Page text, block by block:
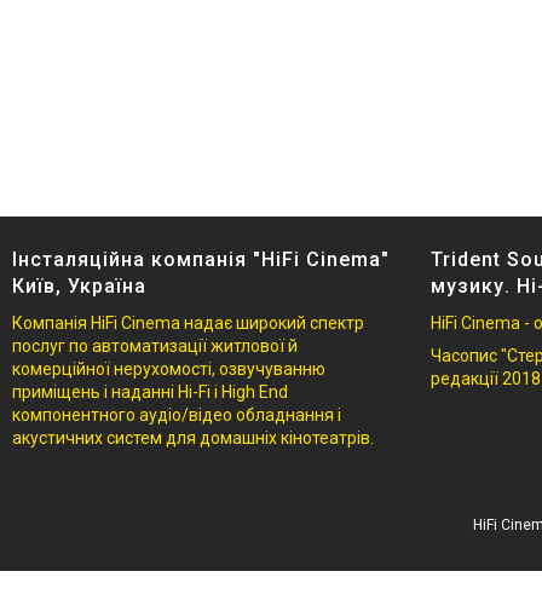
Інсталяційна компанія "HiFi Cinema"
Київ, Україна
Компанія HiFi Cinema надає широкий спектр
послуг по автоматизації житлової й
комерційної нерухомості, озвучуванню
приміщень і наданні Hi-Fi і High End
компонентного аудіо/відео обладнання і
акустичних систем для домашніх кінотеатрів.
Trident
музику.
HiFi Cinema -
Часопис
редакції